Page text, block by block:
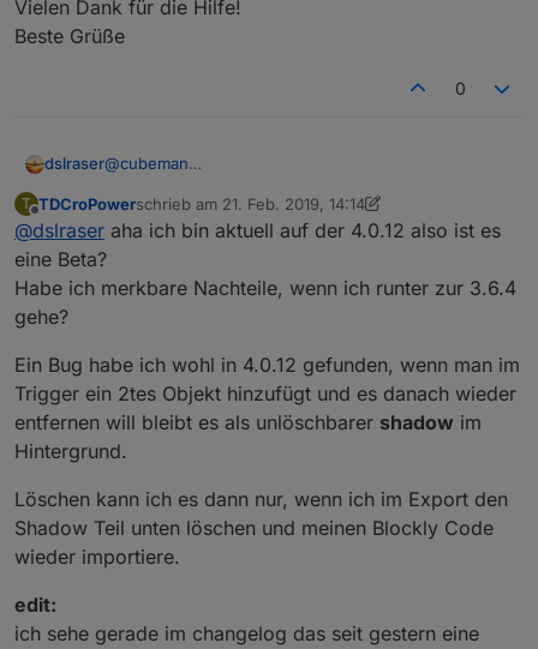
Vielen Dank für die Hilfe!
Beste Grüße
0
dslraser@cubeman
größer 3.6.4 ist Beta und hat noch Fehler)
T
Offline
TDCroPowerschrieb am 21. Feb. 2019, 14:14
zuletzt editiert von TDCroPower
@dslraser aha ich bin aktuell auf der 4.0.12 also ist es
eine Beta?
Habe ich merkbare Nachteile, wenn ich runter zur 3.6.4
gehe?
Ein Bug habe ich wohl in 4.0.12 gefunden, wenn man im
Trigger ein 2tes Objekt hinzufügt und es danach wieder
entfernen will bleibt es als unlöschbarer shadow im
Hintergrund.
Löschen kann ich es dann nur, wenn ich im Export den
Shadow Teil unten löschen und meinen Blockly Code
wieder importiere.
edit:
ich sehe gerade im changelog das seit gestern eine